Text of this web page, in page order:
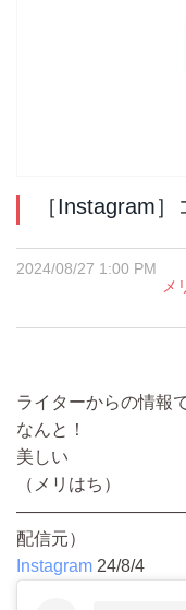
［Instagram
2024/08/27 1:00 PM
メ
ライターからの情報
なんと！
美しい
（メリはち）
配信元）
Instagram 24/8/4